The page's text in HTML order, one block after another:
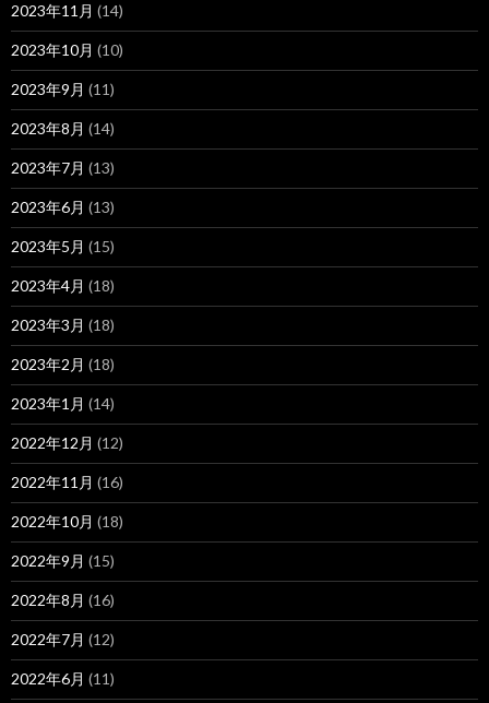
2023年11月 (14)
2023年10月 (10)
2023年9月 (11)
2023年8月 (14)
2023年7月 (13)
2023年6月 (13)
2023年5月 (15)
2023年4月 (18)
2023年3月 (18)
2023年2月 (18)
2023年1月 (14)
2022年12月 (12)
2022年11月 (16)
2022年10月 (18)
2022年9月 (15)
2022年8月 (16)
2022年7月 (12)
2022年6月 (11)